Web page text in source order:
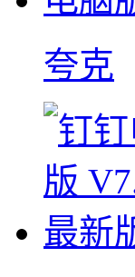
夸克